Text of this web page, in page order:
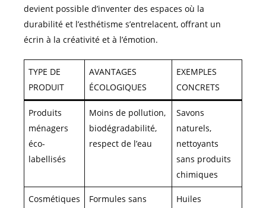
devient possible d’inventer des espaces où la
durabilité et l’esthétisme s’entrelacent, offrant un
écrin à la créativité et à l’émotion.
TYPE DE
PRODUIT
AVANTAGES
ÉCOLOGIQUES
EXEMPLES
CONCRETS
Produits
ménagers
éco-
labellisés
Moins de pollution,
biodégradabilité,
respect de l’eau
Savons
naturels,
nettoyants
sans produits
chimiques
Cosmétiques
Formules sans
Huiles